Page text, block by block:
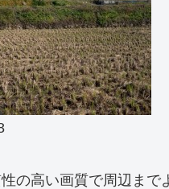
の高い画質で周辺ま